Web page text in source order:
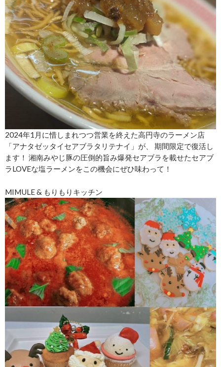
2024年1月に惜しまれつつ営業を終えた高円寺のラーメン店
「アナタゼッタイセアブラタリテナイ」が、 期間限定で復活し
ます！ 湘南みやじ豚の圧倒的旨み爆発セアブラを載せたセアブ
ラLOVEな塩ラーメンをこの機会にぜひ味わって！
MIMULE & もりもりキッチン